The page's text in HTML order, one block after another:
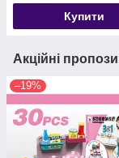
Купити
Акційні
–19%